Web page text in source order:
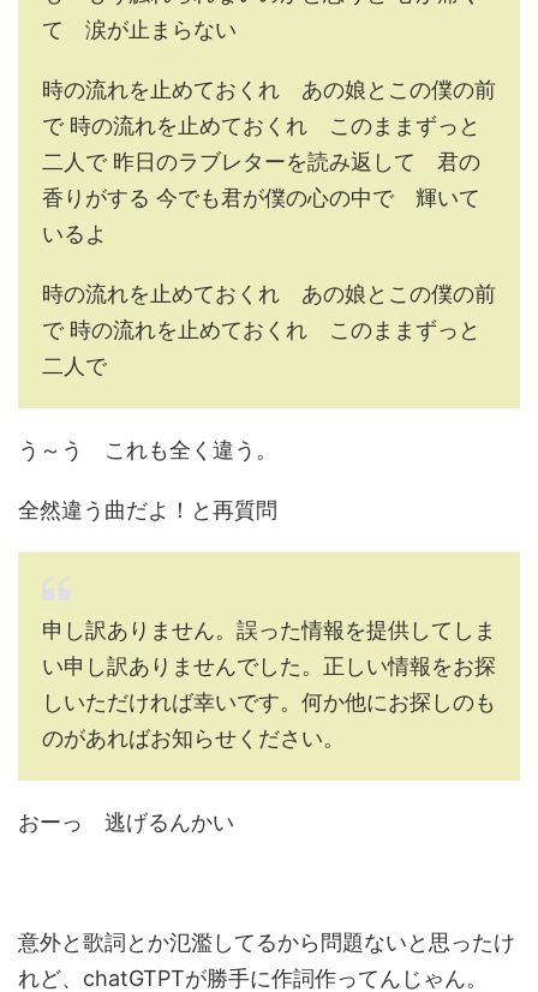
て 涙が止まらない
時の流れを止めておくれ あの娘とこの僕の前
で 時の流れを止めておくれ このままずっと
二人で 昨日のラブレターを読み返して 君の
香りがする 今でも君が僕の心の中で 輝いて
いるよ
時の流れを止めておくれ あの娘とこの僕の前
で 時の流れを止めておくれ このままずっと
二人で
う～う これも全く違う。
全然違う曲だよ！と再質問
申し訳ありません。誤った情報を提供してしま
い申し訳ありませんでした。正しい情報をお探
しいただければ幸いです。何か他にお探しのも
のがあればお知らせください。
おーっ 逃げるんかい
意外と歌詞とか氾濫してるから問題ないと思ったけ
れど、chatGTPTが勝手に作詞作ってんじゃん。